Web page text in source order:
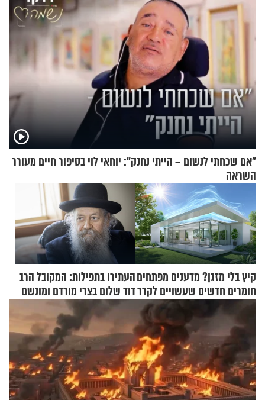
"אם שכחתי לנשום – הייתי נחנק": יוחאי לוי בסיפור חיים מעורר
השראה
קיץ בלי מזגן? מדענים מפתחים
חומרים חדשים שעשויים לקרר
בתים
העתירו בתפילות: המקובל הרב
דוד שלום בצרי מורדם ומונשם